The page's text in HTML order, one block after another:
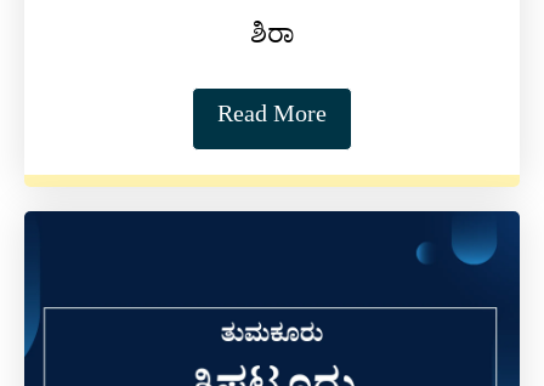
ಶಿರಾ
Read More